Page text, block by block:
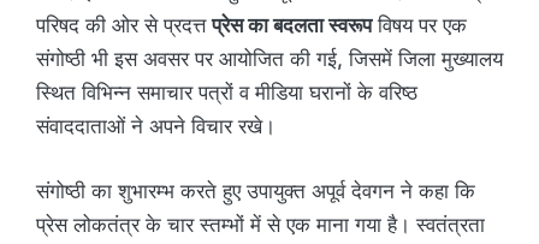
परिषद की ओर से प्रदत्तप्रेस का बदलता स्वरूपविषय पर एक
संगोष्ठी भी इस अवसर पर आयोजित की गई, जिसमें जिला मुख्यालय
स्थित विभिन्न समाचार पत्रों व मीडिया घरानों के वरिष्ठ
संवाददाताओं ने अपने विचार रखे।
संगोष्ठी का शुभारम्भ करते हुए उपायुक्त अपूर्व देवगन ने कहा कि
प्रेस लोकतंत्र के चार स्तम्भों में से एक माना गया है। स्वतंत्रता